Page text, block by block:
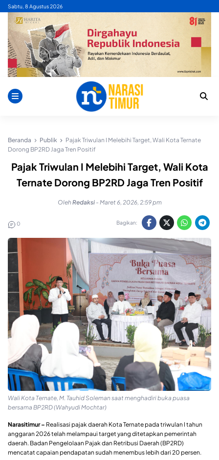
Skip
content
Sabtu, 8 Agustus 2026
Beranda Publik
Pajak Triwulan I Melebihi Target, Wali Kota Ternate
Dorong BP2RD Jaga Tren Positif
Pajak Triwulan I Melebihi Target, Wali Kota
Ternate Dorong BP2RD Jaga Tren Positif
OlehRedaksi - Maret 6, 2026, 2:59 pm
0 Bagikan:
Wali Kota Ternate, M. Tauhid Soleman saat menghadiri buka puasa
bersama BP2RD (Wahyudi Mochtar)
Narasitimur – Realisasi pajak daerah Kota Ternate pada triwulan I tahun
anggaran 2026 telah melampaui target yang ditetapkan pemerintah
daerah. Badan Pengelolaan Pajak dan Retribusi Daerah (BP2RD)
mencatat capaian pendapatan sudah menembus lebih dari 20 persen.